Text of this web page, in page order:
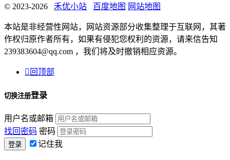
© 2023-2026 禾优小站 百度地图 网站地图
本站是非经营性网站，网站资源部分收集整理于互联网，其著
作权归原作者所有，如果有侵犯您权利的资源，请来信告知
239383604@qq.com ，我们将及时撤销相应资源。
 回顶部
切换注册登录
用户名或邮箱
找回密码 密码
记住我